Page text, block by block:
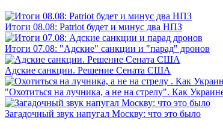
Итоги 08.08: Patriot будет и минус два НПЗ
Итоги 07.08: "Адские" санкции и "парад" дронов
Адские санкции. Решение Сената США
"Охотиться на лучника, а не на стрелу". Как
Загадочный звук напугал Москву: что это было